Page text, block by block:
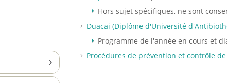
Hors sujet spécifiques, ne sont
Duacai (Diplôme d'Université
Programme de l'année en cours et
Procédures de prévention et contrôle